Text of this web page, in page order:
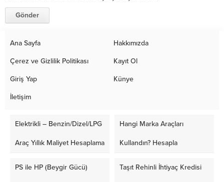
Ana Sayfa Hakkımızda
Çerez ve Gizlilik Politikası Kayıt Ol
Giriş Yap Künye
İletişim
Elektrikli – Benzin/Dizel/LPG
Araç Yıllık Maliyet Hesaplama
Hangi Marka Araçları
Kullandın? Hesapla
PS ile HP (Beygir Gücü) Taşıt Rehinli İhtiyaç Kredisi